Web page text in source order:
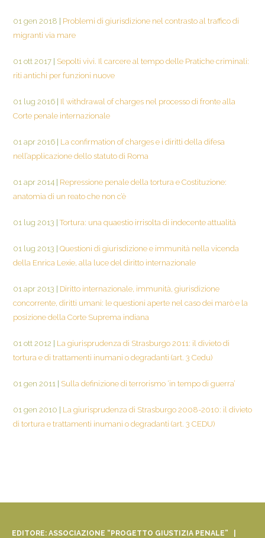
01 gen 2018
Problemi di giurisdizione nel contrasto al traffico di
migranti via mare
01 ott 2017
Sepolti vivi. Il carcere al tempo delle Pratiche criminali:
riti antichi per funzioni nuove
01 lug 2016
Il withdrawal of charges nel processo di fronte alla
Corte penale internazionale
01 apr 2016
La confirmation of charges e i diritti della difesa
nell’applicazione dello statuto di Roma
01 apr 2014
Repressione penale della tortura e Costituzione:
anatomia di un reato che non c’è
01 lug 2013 Tortura: una quaestio irrisolta di indecente attualità
01 lug 2013
Questioni di giurisdizione e immunità nella vicenda
della Enrica Lexie, alla luce del diritto internazionale
01 apr 2013
Diritto internazionale, immunità, giurisdizione
concorrente, diritti umani: le questioni aperte nel caso dei marò e la
posizione della Corte Suprema indiana
01 ott 2012
La giurisprudenza di Strasburgo 2011: il divieto di
tortura e di trattamenti inumani o degradanti (art. 3 Cedu)
01 gen 2011 Sulla definizione di terrorismo ‘in tempo di guerra’
01 gen 2010
La giurisprudenza di Strasburgo 2008-2010: il divieto
di tortura e trattamenti inumani o degradanti (art. 3 CEDU)
EDITORE: ASSOCIAZIONE “PROGETTO GIUSTIZIA PENALE” |